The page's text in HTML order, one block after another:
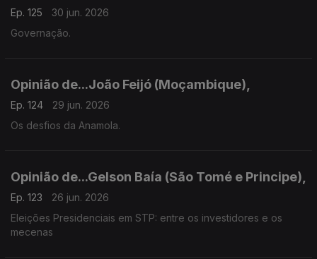
Ep. 125
30 jun. 2026
Governação.
Opinião de...João Feijó (Moçambique),
Ep. 124
29 jun. 2026
Os desfios da Anamola.
Opinião de...Gelson Baía (São Tomé e Principe),
Ep. 123
26 jun. 2026
Eleições Presidenciais em STP: entre os investidores e os
mecenas